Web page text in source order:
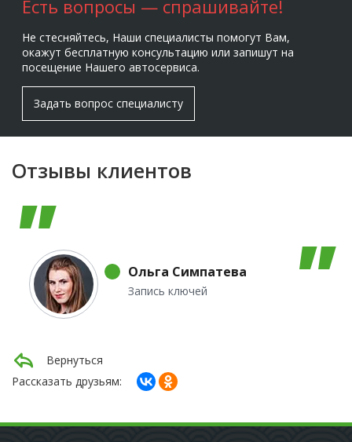
Есть вопросы — спрашивайте!
Не стесняйтесь, Наши специалисты помогут Вам,
окажут бесплатную консультацию или запишут на
посещение Нашего автосервиса.
Задать вопрос специалисту
Отзывы клиентов
Ольга Симпатева
Запись ключей
Вернуться
Рассказать друзьям: